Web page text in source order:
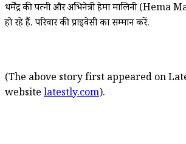
धर्मेंद्र की पत्नी और अभिनेत्री हेमा मालिनी (Hema
हो रहे हैं. परिवार की प्राइवेसी का सम्मान करें.
(The above story first appeared on
website latestly.com).